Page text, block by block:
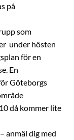
på
som
under hösten
för en
En
Göteborgs
då kommer lite
anmäl dig med